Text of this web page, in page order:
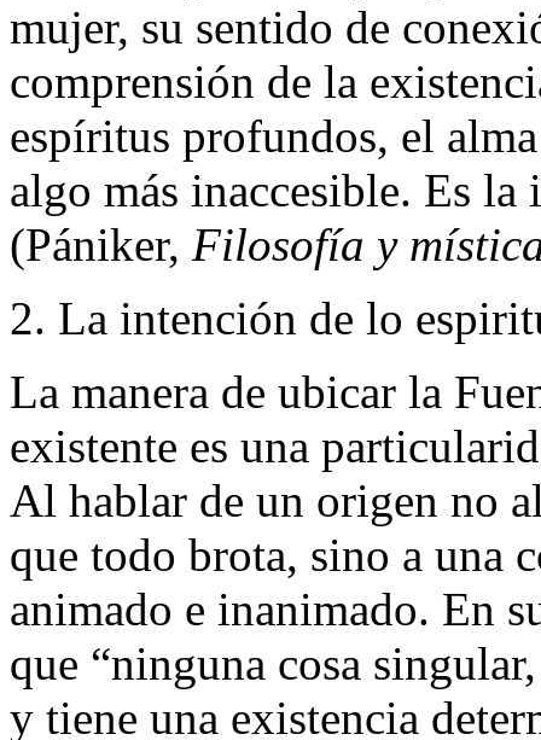
mujer, su sentido de
comprensión de la
espíritus profundos, el
algo más inaccesible. Es
(Pániker, Filosofía y
2. La intención de lo
La manera de ubicar la
existente es una
Al hablar de un origen no
que todo brota, sino a una
animado e inanimado. En
que “ninguna cosa
y tiene una existencia